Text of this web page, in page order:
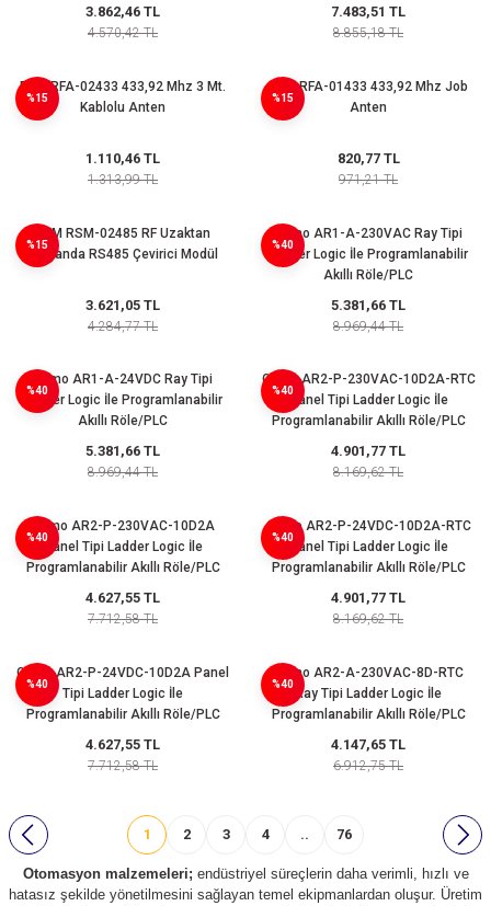
3.862,46 TL
4.570,42 TL
7.483,51 TL
8.855,18 TL
%15
RTM RFA-02433 433,92 Mhz 3 Mt.
Kablolu Anten
1.110,46 TL
1.313,99 TL
%15
RTM RFA-01433 433,92 Mhz Job
Anten
820,77 TL
971,21 TL
%15
RTM RSM-02485 RF Uzaktan
Kumanda RS485 Çevirici Modül
3.621,05 TL
4.284,77 TL
%40
Gemo AR1-A-230VAC Ray Tipi
Ladder Logic İle Programlanabilir
Akıllı Röle/PLC
5.381,66 TL
8.969,44 TL
%40
Gemo AR1-A-24VDC Ray Tipi
Ladder Logic İle Programlanabilir
Akıllı Röle/PLC
5.381,66 TL
8.969,44 TL
%40
Gemo AR2-P-230VAC-10D2A-RTC
Panel Tipi Ladder Logic İle
Programlanabilir Akıllı Röle/PLC
4.901,77 TL
8.169,62 TL
%40
Gemo AR2-P-230VAC-10D2A
Panel Tipi Ladder Logic İle
Programlanabilir Akıllı Röle/PLC
4.627,55 TL
7.712,58 TL
%40
Gemo AR2-P-24VDC-10D2A-RTC
Panel Tipi Ladder Logic İle
Programlanabilir Akıllı Röle/PLC
4.901,77 TL
8.169,62 TL
%40
Gemo AR2-P-24VDC-10D2A Panel
Tipi Ladder Logic İle
Programlanabilir Akıllı Röle/PLC
4.627,55 TL
7.712,58 TL
%40
Gemo AR2-A-230VAC-8D-RTC
Ray Tipi Ladder Logic İle
Programlanabilir Akıllı Röle/PLC
4.147,65 TL
6.912,75 TL
1 2 3 4 .. 76
Otomasyon malzemeleri; endüstriyel süreçlerin daha verimli, hızlı ve
hatasız şekilde yönetilmesini sağlayan temel ekipmanlardan oluşur. Üretim